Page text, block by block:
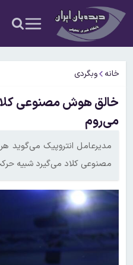
خانه وبگردی
خالق هوش مصنوعی
می‌روم
مدیرعامل انتروپیک
مصنوعی کلاد می‌گیرد شبیه